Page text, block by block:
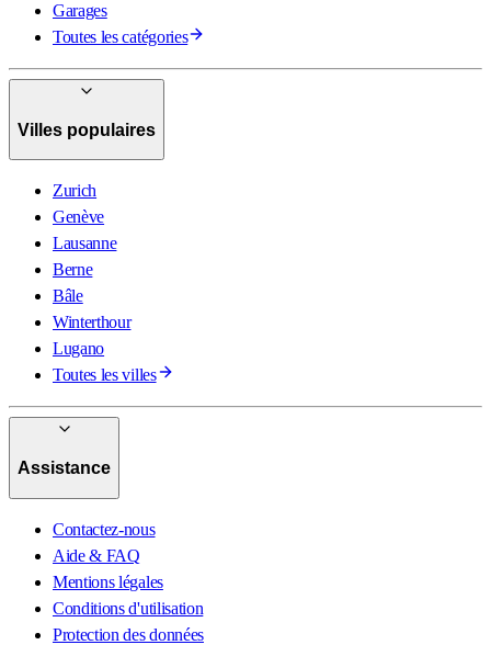
Garages
Toutes les catégories
Villes populaires
Zurich
Genève
Lausanne
Berne
Bâle
Winterthour
Lugano
Toutes les villes
Assistance
Contactez-nous
Aide & FAQ
Mentions légales
Conditions d'utilisation
Protection des données